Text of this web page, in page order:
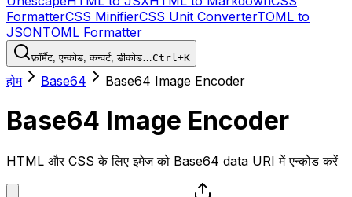
FormatterCSS MinifierCSS Unit ConverterTOML to
JSONTOML Formatter
फ़ॉर्मैट, एन्कोड, कन्वर्ट, डीकोड…Ctrl+K
होम Base64 Base64 Image Encoder
Base64 Image Encoder
HTML और CSS के लिए इमेज को Base64 data URI में एन्कोड करें